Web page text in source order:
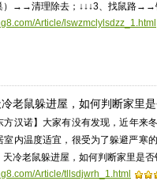
）→→清理除去；↓↓↓3、找鼠路→→
Article/lswzmclylsdzz_1.html
老鼠躲进屋，如何判断家里
方汉诺】大家有没有发现，近年来
室内温度适宜，很受为了躲避严寒
冷老鼠躲进屋，如何判断家里是否
Article/tllsdjwrh_1.html